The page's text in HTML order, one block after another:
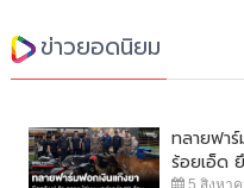
ทลายฟา
5 สิงหาค